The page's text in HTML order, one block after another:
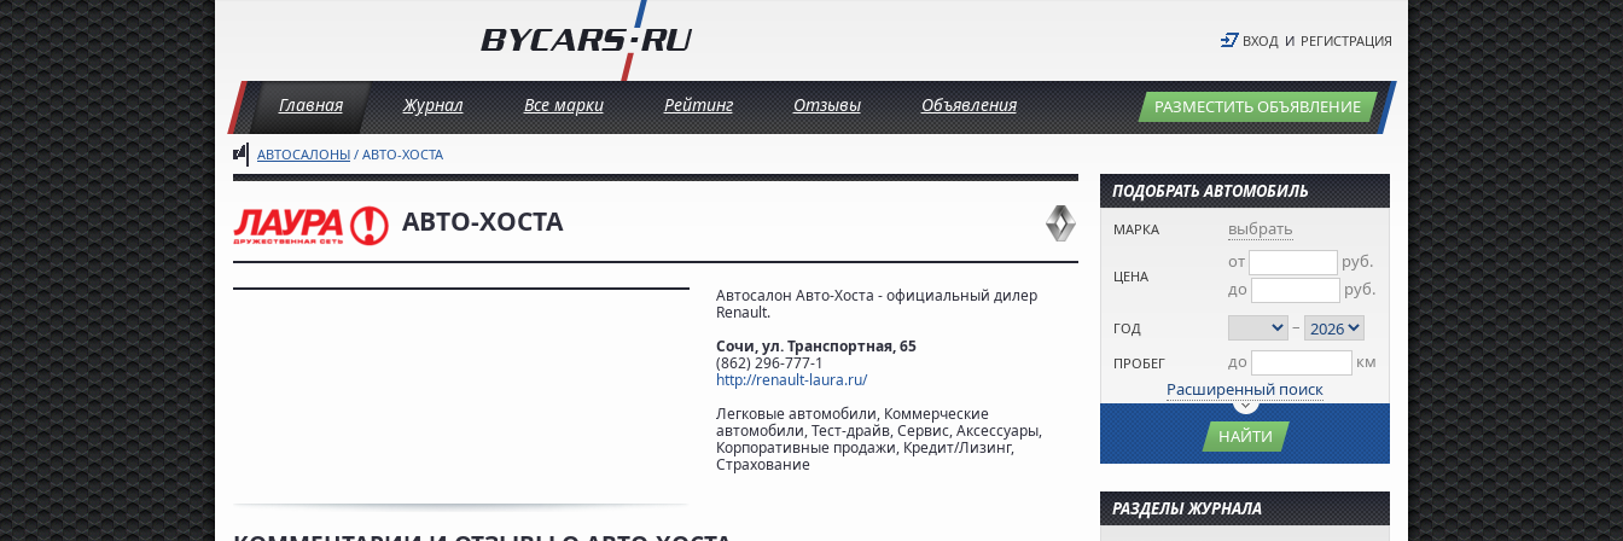
ВХОД И РЕГИСТРАЦИЯ
Главная Журнал Все марки Рейтинг Отзывы Объявления РАЗМЕСТИТЬ ОБЪЯВЛЕНИЕ
АВТОСАЛОНЫ / АВТО-ХОСТА
АВТО-ХОСТА
Автосалон Авто-Хоста - официальный дилер
Renault.
Сочи, ул. Транспортная, 65
(862) 296-777-1
http://renault-laura.ru/
Легковые автомобили, Коммерческие
автомобили, Тест-драйв, Сервис, Аксессуары,
Корпоративные продажи, Кредит/Лизинг,
Страхование
ПОДОБРАТЬ АВТОМОБИЛЬ
МАРКА выбрать
ЦЕНА
от
руб.
до
руб.
ГОД –
ПРОБЕГ до
км
Расширенный поиск
НАЙТИ
РАЗДЕЛЫ ЖУРНАЛА